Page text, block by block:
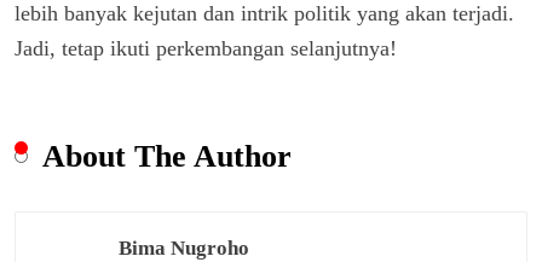
lebih banyak kejutan dan intrik politik yang akan terjadi.
Jadi, tetap ikuti perkembangan selanjutnya!
About The Author
Bima Nugroho